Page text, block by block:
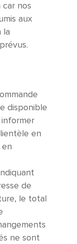
car nos
aux
la
disponible
en
de
le total
ne sont